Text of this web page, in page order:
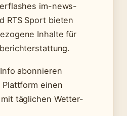
im-news-
RTS Sport bieten
Inhalte für
abonnieren
einen
täglichen Wetter-